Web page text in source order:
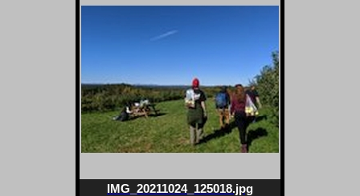
IMG_20211024_125018.jpg